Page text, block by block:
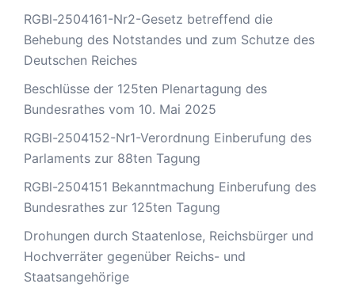
RGBl-2504161-Nr2-Gesetz betreffend die
Behebung des Notstandes und zum Schutze des
Deutschen Reiches
Beschlüsse der 125ten Plenartagung des
Bundesrathes vom 10. Mai 2025
RGBl-2504152-Nr1-Verordnung Einberufung des
Parlaments zur 88ten Tagung
RGBl-2504151 Bekanntmachung Einberufung des
Bundesrathes zur 125ten Tagung
Drohungen durch Staatenlose, Reichsbürger und
Hochverräter gegenüber Reichs- und
Staatsangehörige